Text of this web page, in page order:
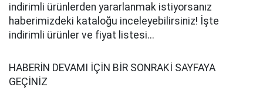
indirimli ürünlerden yararlanmak istiyorsanız
haberimizdeki kataloğu inceleyebilirsiniz! İşte
indirimli ürünler ve fiyat listesi...
HABERİN DEVAMI İÇİN BİR SONRAKİ SAYFAYA
GEÇİNİZ